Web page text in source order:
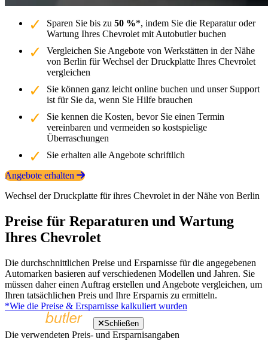
Sparen Sie bis zu 50 %*, indem Sie die Reparatur oder
Wartung Ihres Chevrolet mit Autobutler buchen
Vergleichen Sie Angebote von Werkstätten in der Nähe
von Berlin für Wechsel der Druckplatte Ihres Chevrolet
vergleichen
Sie können ganz leicht online buchen und unser Support
ist für Sie da, wenn Sie Hilfe brauchen
Sie kennen die Kosten, bevor Sie einen Termin
vereinbaren und vermeiden so kostspielige
Überraschungen
Sie erhalten alle Angebote schriftlich
Angebote erhalten
Wechsel der Druckplatte für ihres Chevrolet in der Nähe von Berlin
Preise für Reparaturen und Wartung
Ihres Chevrolet
Die durchschnittlichen Preise und Ersparnisse für die angegebenen
Automarken basieren auf verschiedenen Modellen und Jahren. Sie
müssen daher einen Auftrag erstellen und Angebote vergleichen, um
Ihren tatsächlichen Preis und Ihre Ersparnis zu ermitteln.
*Wie die Preise & Ersparnisse kalkuliert wurden
Schließen
Die verwendeten Preis- und Ersparnisangaben